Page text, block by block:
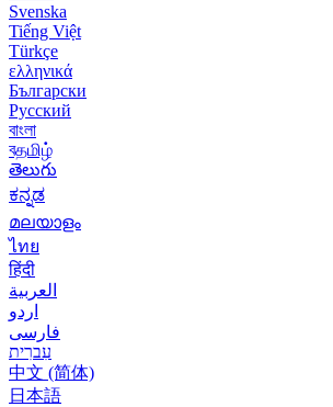
Svenska
Tiếng Việt
Türkçe
ελληνικά
Български
Русский
বাংলা
বதமிழ்
తెలుగు
ಕನ್ನಡ
മലയാളം
ไทย
हिंदी
العربية
اردو
فارسی
עִברִית
中文 (简体)
日本語